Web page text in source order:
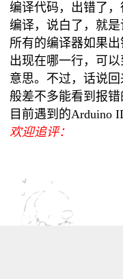
编译代码，出错了
编译，说白了，就是
所有的编译器如果
出现在哪一行，可
意思。不过，话说
般差不多能看到报错
目前遇到的Arduino
欢迎追评：